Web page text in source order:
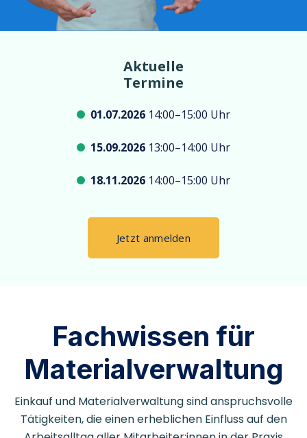
Aktuelle
Termine
01.07.2026 14:00–15:00 Uhr
15.09.2026 13:00–14:00 Uhr
18.11.2026 14:00–15:00 Uhr
Jetzt anmelden
Fachwissen für
Materialverwaltung
Einkauf und Materialverwaltung sind anspruchsvolle
Tätigkeiten, die einen erheblichen Einfluss auf den